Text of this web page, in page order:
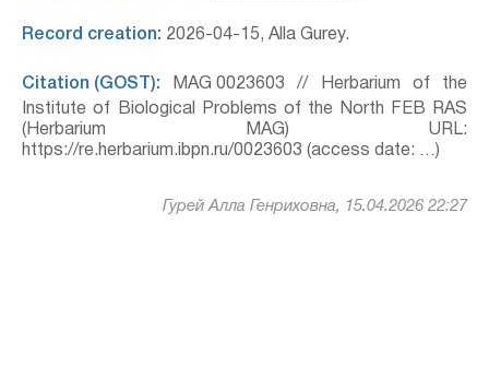
Record creation: 2026-04-15, Alla Gurey.
Citation (GOST): MAG 0023603 // Herbarium of the
Institute of Biological Problems of the North FEB RAS
(Herbarium MAG) URL:
https://re.herbarium.ibpn.ru/0023603 (access date: …)
Гурей Алла Генриховна, 15.04.2026 22:27